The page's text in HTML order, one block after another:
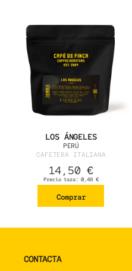
LOS ÁNGELES
PERÚ
CAFETERA ITALIANA
14,50€
Precio taza:0,48 €
Comprar
CONTACTA